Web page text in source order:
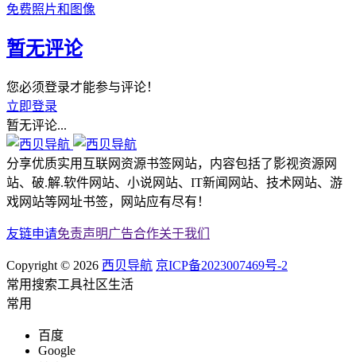
免费照片和图像
暂无评论
您必须登录才能参与评论！
立即登录
暂无评论...
分享优质实用互联网资源书签网站，内容包括了影视资源网
站、破.解.软件网站、小说网站、IT新闻网站、技术网站、游
戏网站等网址书签，网站应有尽有！
友链申请免责声明广告合作关于我们
Copyright © 2026 西贝导航 京ICP备2023007469号-2
常用搜索工具社区生活
常用
百度
Google